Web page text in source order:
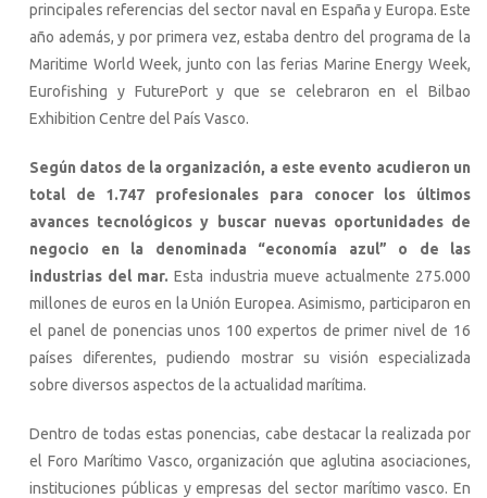
principales referencias del sector naval en España y Europa. Este
año además, y por primera vez, estaba dentro del programa de la
Maritime World Week, junto con las ferias Marine Energy Week,
Eurofishing y FuturePort y que se celebraron en el Bilbao
Exhibition Centre del País Vasco.
Según datos de la organización, a este evento acudieron un
total de 1.747 profesionales para conocer los últimos
avances tecnológicos y buscar nuevas oportunidades de
negocio en la denominada “economía azul” o de las
industrias del mar. Esta industria mueve actualmente 275.000
millones de euros en la Unión Europea. Asimismo, participaron en
el panel de ponencias unos 100 expertos de primer nivel de 16
países diferentes, pudiendo mostrar su visión especializada
sobre diversos aspectos de la actualidad marítima.
Dentro de todas estas ponencias, cabe destacar la realizada por
el Foro Marítimo Vasco, organización que aglutina asociaciones,
instituciones públicas y empresas del sector marítimo vasco. En